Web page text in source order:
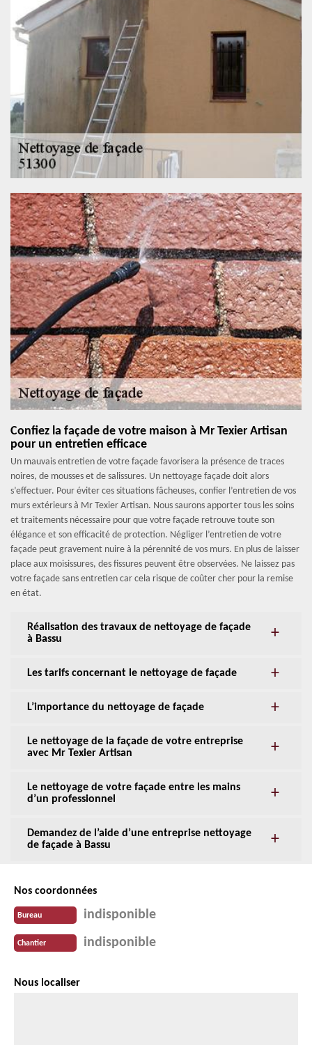
Confiez la façade de votre maison à Mr Texier Artisan
pour un entretien efficace
Un mauvais entretien de votre façade favorisera la présence de traces
noires, de mousses et de salissures. Un nettoyage façade doit alors
s’effectuer. Pour éviter ces situations fâcheuses, confier l’entretien de vos
murs extérieurs à Mr Texier Artisan. Nous saurons apporter tous les soins
et traitements nécessaire pour que votre façade retrouve toute son
élégance et son efficacité de protection. Négliger l’entretien de votre
façade peut gravement nuire à la pérennité de vos murs. En plus de laisser
place aux moisissures, des fissures peuvent être observées. Ne laissez pas
votre façade sans entretien car cela risque de coûter cher pour la remise
en état.
Réalisation des travaux de nettoyage de façade
à Bassu
Les tarifs concernant le nettoyage de façade
L’importance du nettoyage de façade
Le nettoyage de la façade de votre entreprise
avec Mr Texier Artisan
Le nettoyage de votre façade entre les mains
d’un professionnel
Demandez de l’aide d’une entreprise nettoyage
de façade à Bassu
Nos coordonnées
Bureau indisponible
Chantier indisponible
Nous localiser